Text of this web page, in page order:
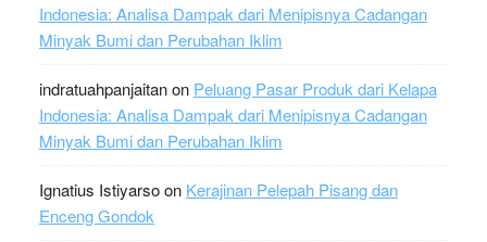
Indonesia: Analisa Dampak dari Menipisnya Cadangan
Minyak Bumi dan Perubahan Iklim
indratuahpanjaitanon Peluang Pasar Produk dari Kelapa
Indonesia: Analisa Dampak dari Menipisnya Cadangan
Minyak Bumi dan Perubahan Iklim
Ignatius Istiyarsoon Kerajinan Pelepah Pisang dan
Enceng Gondok